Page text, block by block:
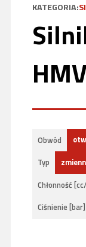
KATEGORIA:
Obwód
Typ
Chłonność
Ciśnienie [bar]